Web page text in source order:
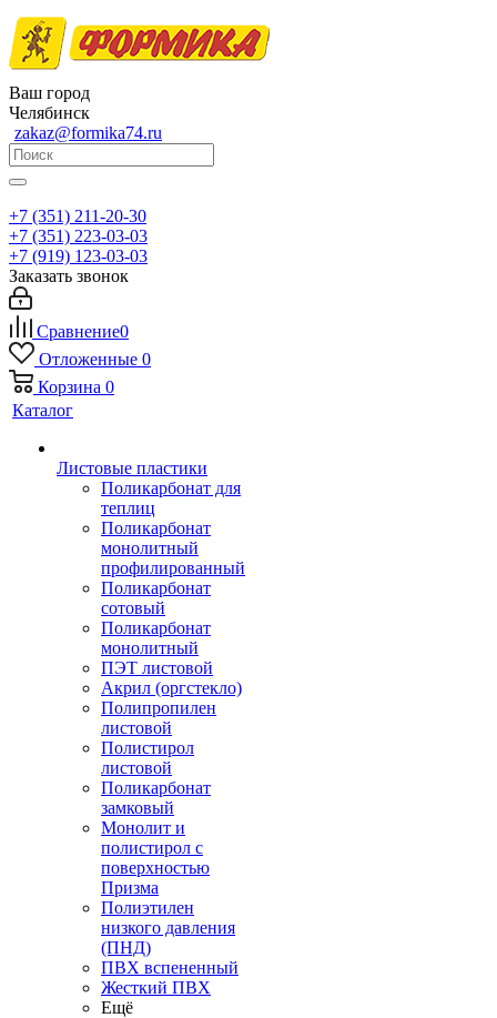
Ваш город
Челябинск
zakaz@formika74.ru
+7 (351) 211-20-30
+7 (351) 223-03-03
+7 (919) 123-03-03
Заказать звонок
Сравнение0
Отложенные 0
Корзина 0
Каталог
Листовые пластики
Поликарбонат для
теплиц
Поликарбонат
монолитный
профилированный
Поликарбонат
сотовый
Поликарбонат
монолитный
ПЭТ листовой
Акрил (оргстекло)
Полипропилен
листовой
Полистирол
листовой
Поликарбонат
замковый
Монолит и
полистирол с
поверхностью
Призма
Полиэтилен
низкого давления
(ПНД)
ПВХ вспененный
Жесткий ПВХ
Ещё